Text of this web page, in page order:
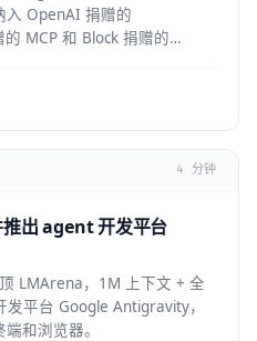
入 OpenAI 捐赠的
MCP 和 Block 捐赠的
4 分钟
出 agent 开发平台
LMArena，1M 上下文 + 全
平台 Google Antigravity，
和浏览器。